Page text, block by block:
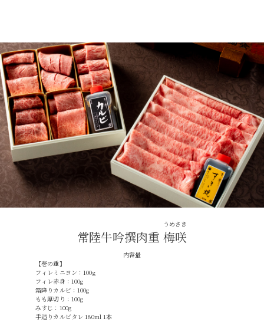
常陸牛吟撰肉重 梅咲
うめさき
内容量
【壱の重】
フィレミニヨン：100g
フィレ赤身：100g
霜降りカルビ：100g
もも厚切り：100g
みすじ：100g
手造りカルビタレ 180ml 1本